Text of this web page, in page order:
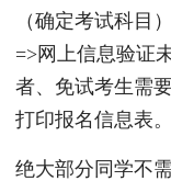
（确定考试科目
=>网上信息验证
者、免试考生需
打印报名信息表。
绝大部分同学不